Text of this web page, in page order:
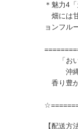
＊魅力4
畑には
ョンフル
「おい
沖縄糸
香り豊
【配送方